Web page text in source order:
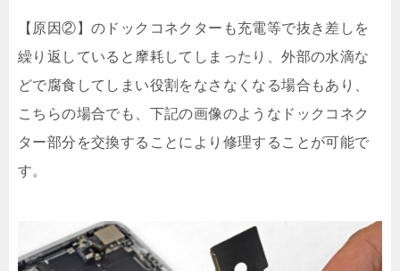
【原因②】のドックコネクターも充電等で抜き差しを
繰り返していると摩耗してしまったり、外部の水滴な
どで腐食してしまい役割をなさなくなる場合もあり、
こちらの場合でも、下記の画像のようなドックコネク
ター部分を交換することにより修理することが可能で
す。